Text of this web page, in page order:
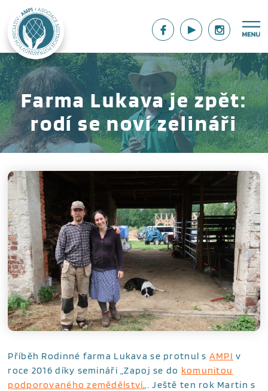
Farma Lukava je zpět:
rodí se noví zelináři
Příběh Rodinné farma Lukava se protnul s AMPI v
roce 2016 díky semináři „Zapoj se do komunitou
podporovaného zemědělství „. Ještě ten rok Martin s